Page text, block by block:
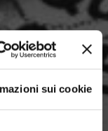
sui cookie